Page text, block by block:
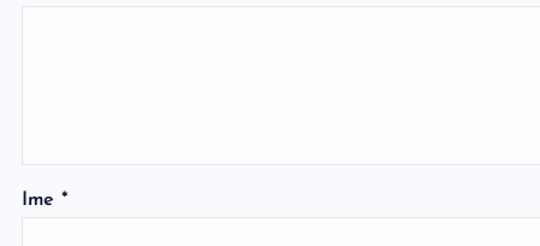
Ime *